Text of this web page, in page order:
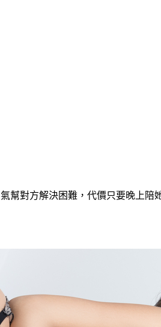
幫對方解決困難，代價只要晚上陪